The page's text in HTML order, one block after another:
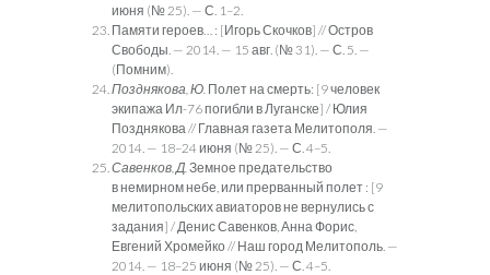
июня (№ 25). — С. 1–2.
Памяти героев… : [Игорь Скочков] // Остров
Свободы. — 2014. — 15 авг. (№ 31). — С. 5. —
(Помним).
Позднякова, Ю. Полет на смерть: [9 человек
экипажа Ил-76 по­гибли в Луганске] / Юлия
Позднякова // Главная газета Мели­тополя. —
2014. — 18–24 июня (№ 25). — С. 4–5.
Савенков, Д. Земное предательство
в немирном небе, или прерванный полет : [9
мелитопольских авиаторов не верну­лись с
задания] / Денис Савенков, Анна Форис,
Евгений Хро­мейко // Наш город Мелитополь. —
2014. — 18–25 июня (№ 25). — С. 4–5.